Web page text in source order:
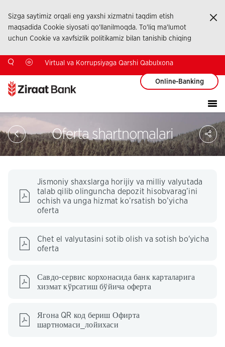
Sizga saytimiz orqali eng yaxshi xizmatni taqdim etish
maqsadida Cookie siyosati qo'llanilmoqda. To'liq ma'lumot
uchun Cookie va xavfsizlik politikamiz bilan tanishib chiqing
Virtual va Korrupsiyaga Qarshi Qabulxona
Online-Banking
Oferta shartnomalari
Jismoniy shaxslarga horijiy va milliy valyutada
talab qilib olinguncha depozit hisobvarag’ini
ochish va unga hizmat ko’rsatish bo’yicha
oferta
Chet el valyutasini sotib olish va sotish bo'yicha
oferta
Савдо-сервис корхонасида банк карталарига
хизмат кўрсатиш бўйича оферта
Ягона QR код бериш Офирта
шартномаси_лойихаси